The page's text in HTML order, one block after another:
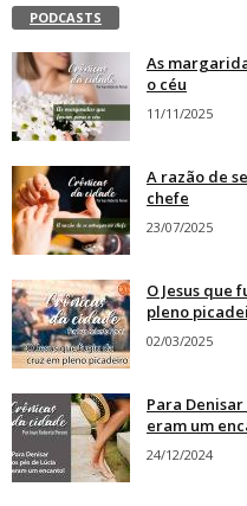
PODCASTS
As
o céu
11/11/2025
A razão de
chefe
23/07/2025
O Jesus que
pleno
02/03/2025
Para
eram um
24/12/2024